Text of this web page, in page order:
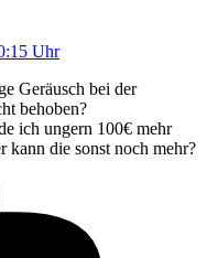
Uhr
Geräusch bei der
behoben?
ich ungern 100€ mehr
kann die sonst noch mehr?